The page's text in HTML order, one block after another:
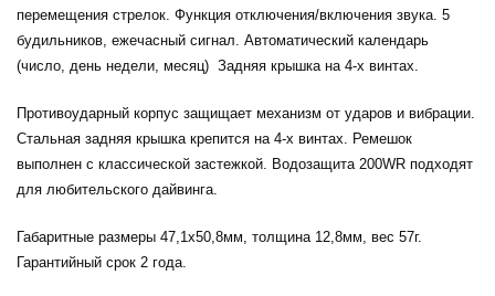
перемещения стрелок. Функция отключения/включения звука. 5
будильников, ежечасный сигнал. Автоматический календарь
(число, день недели, месяц) Задняя крышка на 4-х винтах.
Противоударный корпус защищает механизм от ударов и вибрации.
Стальная задняя крышка крепится на 4-х винтах. Ремешок
выполнен с классической застежкой. Водозащита 200WR подходят
для любительского дайвинга.
Габаритные размеры 47,1х50,8мм, толщина 12,8мм, вес 57г.
Гарантийный срок 2 года.